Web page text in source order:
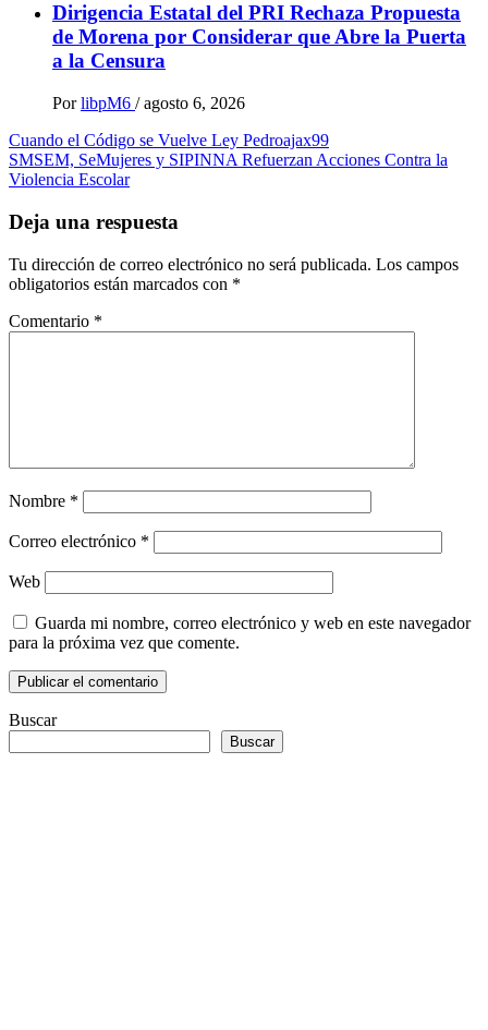
Dirigencia Estatal del PRI Rechaza Propuesta
de Morena por Considerar que Abre la Puerta
a la Censura
Por libpM6 / agosto 6, 2026
Navegación
de
Cuando el Código se Vuelve Ley Pedroajax99
SMSEM, SeMujeres y SIPINNA Refuerzan Acciones Contra la
Violencia Escolar
Deja una respuesta
Tu dirección de correo electrónico no será publicada. Los campos
obligatorios están marcados con *
Comentario *
Nombre *
Correo electrónico *
Web
Guarda mi nombre, correo electrónico y web en este navegador
para la próxima vez que comente.
Buscar
Buscar